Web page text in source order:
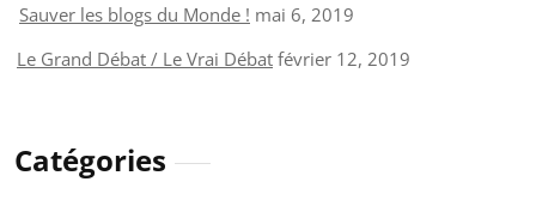
Sauver les blogs du Monde ! mai 6, 2019
Le Grand Débat / Le Vrai Débat février 12, 2019
Catégories